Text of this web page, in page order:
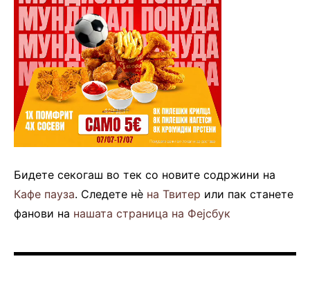
Бидете секогаш во тек со новите содржини на
Кафе пауза. Следете нè на Твитер или пак станете
фанови на нашата страница на Фејсбук